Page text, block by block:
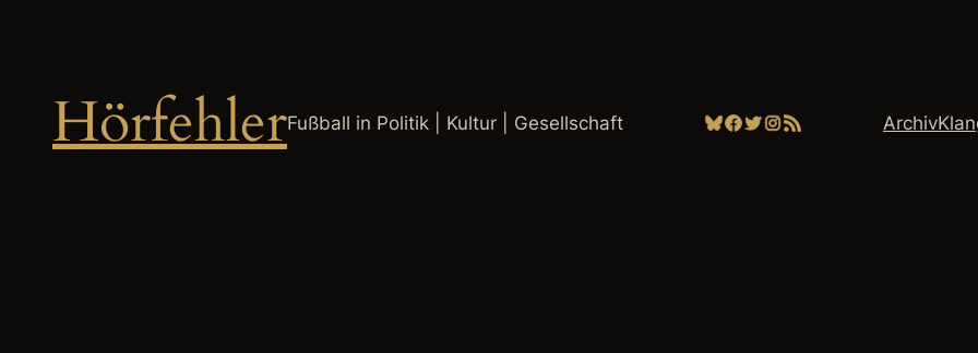
HörfehlerFußball in Politik | Kultur | Gesellschaft Bluesky
Facebook
Twitter
Instagram
RSS-Feed Archiv